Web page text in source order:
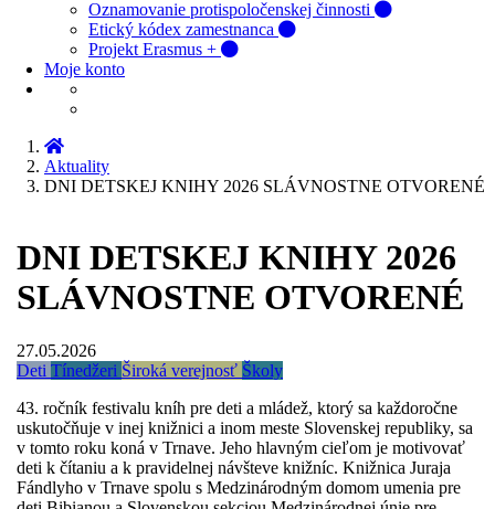
Oznamovanie protispoločenskej činnosti
Etický kódex zamestnanca
Projekt Erasmus +
Moje konto
Aktuality
DNI DETSKEJ KNIHY 2026 SLÁVNOSTNE OTVORENÉ
DNI DETSKEJ KNIHY 2026
SLÁVNOSTNE OTVORENÉ
27.05.2026
Deti Tínedžeri Široká verejnosť Školy
43. ročník festivalu kníh pre deti a mládež, ktorý sa každoročne
uskutočňuje v inej knižnici a inom meste Slovenskej republiky, sa
v tomto roku koná v Trnave. Jeho hlavným cieľom je motivovať
deti k čítaniu a k pravidelnej návšteve knižníc. Knižnica Juraja
Fándlyho v Trnave spolu s Medzinárodným domom umenia pre